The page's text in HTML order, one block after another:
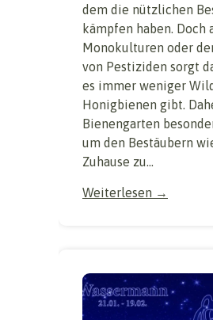
dem die nützlichen
kämpfen haben. Doch
Monokulturen oder
von Pestiziden sorgt
es immer weniger
Honigbienen gibt.
Bienengarten
um den Bestäubern
Zuhause zu...
Weiterlesen →